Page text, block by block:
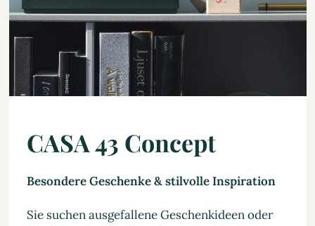
CASA 43 Concept
Besondere Geschenke & stilvolle Inspiration
Sie suchen ausgefallene Geschenkideen oder